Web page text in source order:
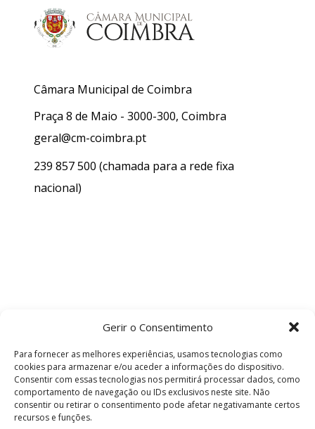
Gerir o Consentimento
Para fornecer as melhores experiências, usamos tecnologias como
cookies para armazenar e/ou aceder a informações do dispositivo.
Consentir com essas tecnologias nos permitirá processar dados, como
comportamento de navegação ou IDs exclusivos neste site. Não
consentir ou retirar o consentimento pode afetar negativamante certos
recursos e funções.
Câmara Municipal de Coimbra
Praça 8 de Maio - 3000-300, Coimbra
geral@cm-coimbra.pt
239 857 500 (chamada para a rede fixa
nacional)